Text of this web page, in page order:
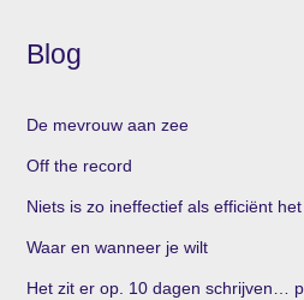
Blog
De mevrouw aan zee
Off the record
Niets is zo ineffectief als efficiënt
Waar en wanneer je wilt
Het zit er op. 10 dagen schrijven…